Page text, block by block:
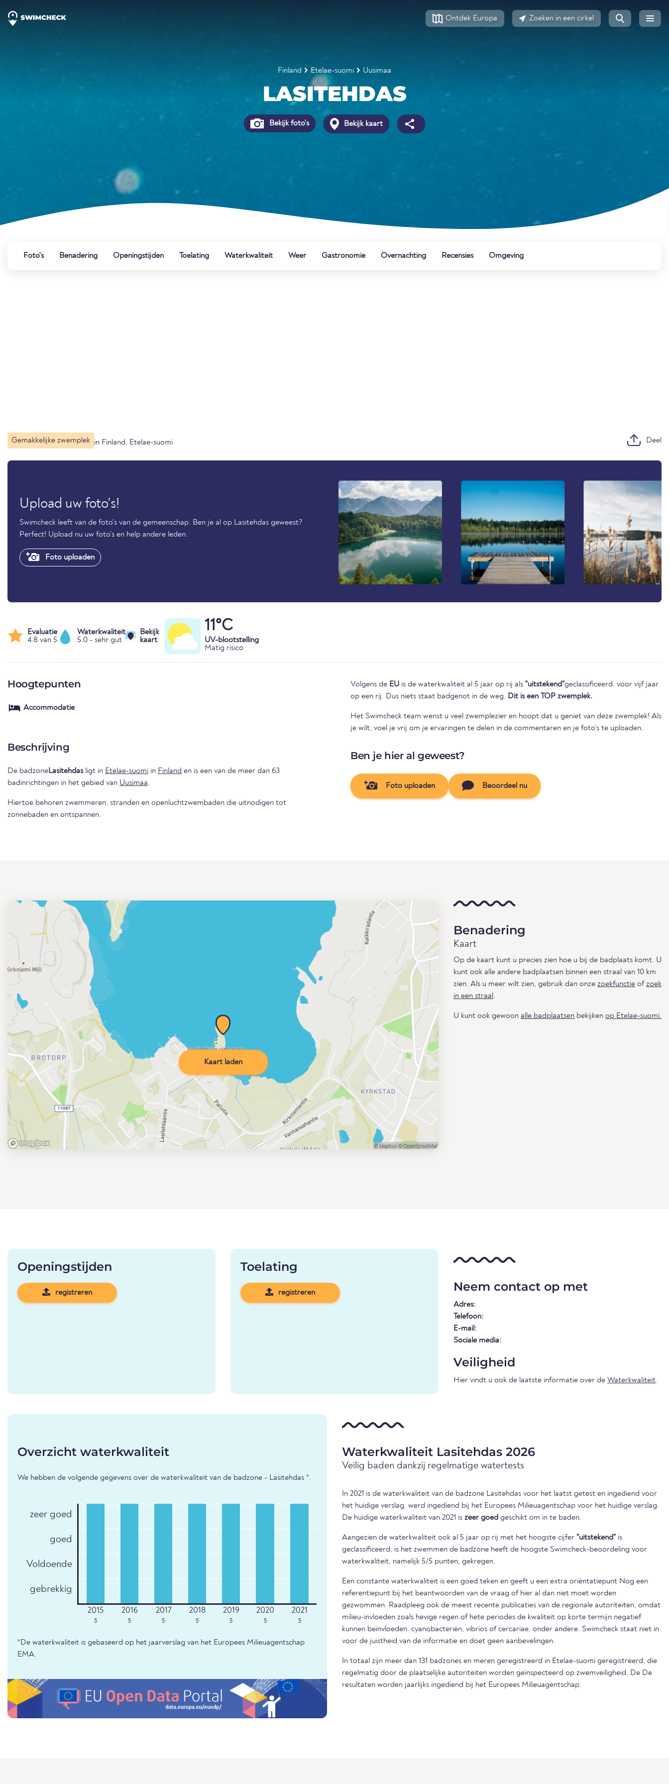
Ontdek Europa Zoeken in een cirkel
Finland Etelae-suomi Uusimaa
LASITEHDAS
Bekijk foto's Bekijk kaart
Foto's Benadering Openingstijden Toelating Waterkwaliteit Weer Gastronomie Overnachting Recensies Omgeving
Gemakkelijke zwemplek in Finland, Etelae-suomi Deel
Upload uw foto's!
Swimcheck leeft van de foto's van de gemeenschap. Ben je al op Lasitehdas geweest?
Perfect! Upload nu uw foto's en help andere leden.
Foto uploaden
Evaluatie
4.8 van 5
Waterkwaliteit
5.0 - sehr gut
Bekijk
kaart
11°C
UV-blootstelling
Matig risico
Hoogtepunten
Accommodatie
Beschrijving
De badzoneLasitehdasligt in Etelae-suomi in Finland en is een van de meer dan 63
badinrichtingen in het gebied van Uusimaa.
Hiertoe behoren zwemmeren, stranden en openluchtzwembaden die uitnodigen tot
zonnebaden en ontspannen.
Volgens de EU is de waterkwaliteit al 5 jaar op rij als "uitstekend"geclassificeerd. voor vijf jaar
op een rij. Dus niets staat badgenot in de weg. Dit is een TOP zwemplek.
Het Swimcheck team wenst u veel zwemplezier en hoopt dat u geniet van deze zwemplek! Als
je wilt, voel je vrij om je ervaringen te delen in de commentaren en je foto's te uploaden.
Ben je hier al geweest?
Foto uploaden Beoordeel nu
Kaart laden
Benadering
Kaart
Op de kaart kunt u precies zien hoe u bij de badplaats komt. U
kunt ook alle andere badplaatsen binnen een straal van 10 km
zien. Als u meer wilt zien, gebruik dan onze zoekfunctie ofzoek
in een straal .
U kunt ook gewoon alle badplaatsen bekijken op Etelae-suomi.
Openingstijden
registreren
Toelating
registreren Neem contact op met
Adres:
Telefoon:
E-mail:
Sociale media:
Veiligheid
Hier vindt u ook de laatste informatie over de Waterkwaliteit.
Overzicht waterkwaliteit
We hebben de volgende gegevens over de waterkwaliteit van de badzone - Lasitehdas *.
zeer goed
goed
Voldoende
gebrekkig
5 5 5 5 5 5 5
*De waterkwaliteit is gebaseerd op het jaarverslag van het Europees Milieuagentschap
EMA.
Waterkwaliteit Lasitehdas 2026
Veilig baden dankzij regelmatige watertests
In 2021 is de waterkwaliteit van de badzone Lasitehdas voor het laatst getest en ingediend voor
het huidige verslag. werd ingediend bij het Europees Milieuagentschap voor het huidige verslag.
De huidige waterkwaliteit van 2021 is zeer goed geschikt om in te baden.
Aangezien de waterkwaliteit ook al 5 jaar op rij met het hoogste cijfer "uitstekend" is
geclassificeerd, is het zwemmen de badzone heeft de hoogste Swimcheck-beoordeling voor
waterkwaliteit, namelijk 5/5 punten, gekregen.
Een constante waterkwaliteit is een goed teken en geeft u een extra oriëntatiepunt Nog een
referentiepunt bij het beantwoorden van de vraag of hier al dan niet moet worden
gezwommen. Raadpleeg ook de meest recente publicaties van de regionale autoriteiten, omdat
milieu-invloeden zoals hevige regen of hete periodes de kwaliteit op korte termijn negatief
kunnen beïnvloeden. cyanobacteriën, vibrios of cercariae, onder andere. Swimcheck staat niet in
voor de juistheid van de informatie en doet geen aanbevelingen.
In totaal zijn meer dan 131 badzones en meren geregistreerd in Etelae-suomi geregistreerd, die
regelmatig door de plaatselijke autoriteiten worden geïnspecteerd op zwemveiligheid. De De
resultaten worden jaarlijks ingediend bij het Europees Milieuagentschap.